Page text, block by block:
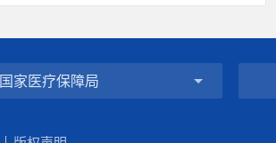
国家医疗保障局